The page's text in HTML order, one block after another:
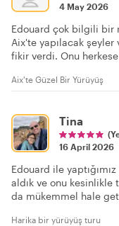
4 May 2026
Edouard çok bilgili bir
Aix'te yapılacak
fikir verdi. Onu
Aix'te Güzel Bir Yürüyüş
Tina
16 April 2026
Edouard ile
aldık ve onu kesinlikle
da mükemmel hale
Harika bir yürüyüş turu